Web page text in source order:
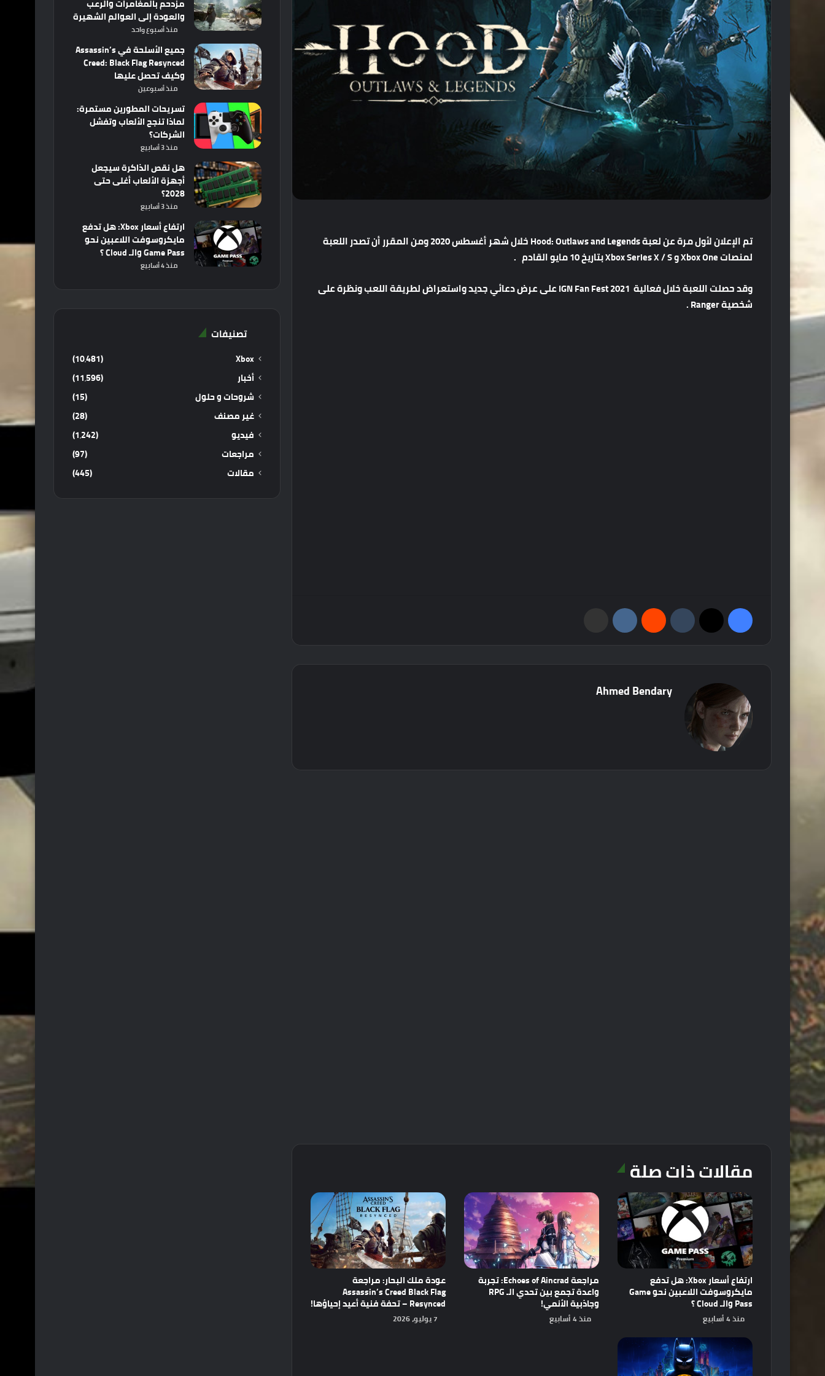
تم الإعلان لأول مرة عن لعبة
Hood: Outlaws and Legends خلال شهر أغسطس 2020 ومن المقرر أن تصدر اللعبة
لمنصات Xbox One و Xbox Series X / S بتاريخ 10 مايو القادم .
وقد حصلت اللعبة خلال فعالية IGN Fan Fest 2021 على عرض دعائي جديد واستعراض لطريقة اللعب ونظرة على
شخصية Ranger .
Ahmed Bendary
مقالات ذات صلة
ارتفاع أسعار Xbox: هل تدفع
مايكروسوفت اللاعبين نحو Game
Pass والـ Cloud ؟
منذ 4 أسابيع
مراجعة Echoes of Aincrad: تجربة
واعدة تجمع بين تحدي الـ RPG
وجاذبية الأنمي!
منذ 4 أسابيع
عودة ملك البحار: مراجعة
Assassin’s Creed Black Flag
Resynced – تحفة فنية أعيد إحياؤها!
7 يوليو، 2026
مزدحم بالمغامرات والرعب
والعودة إلى العوالم الشهيرة
منذ أسبوع واحد
جميع الأسلحة في Assassin’s
Creed: Black Flag Resynced
وكيف تحصل عليها
منذ أسبوعين
تسريحات المطورين مستمرة:
لماذا تنجح الألعاب وتفشل
الشركات؟
منذ 3 أسابيع
هل نقص الذاكرة سيجعل
أجهزة الألعاب أغلى حتى
2028؟
منذ 3 أسابيع
ارتفاع أسعار Xbox: هل تدفع
مايكروسوفت اللاعبين نحو
Game Pass والـ Cloud ؟
منذ 4 أسابيع
تصنيفات
Xbox
(10٬481)
أخبار
(11٬596)
شروحات و حلول
(15)
غير مصنف
(28)
فيديو
(1٬242)
مراجعات
(97)
مقالات
(445)